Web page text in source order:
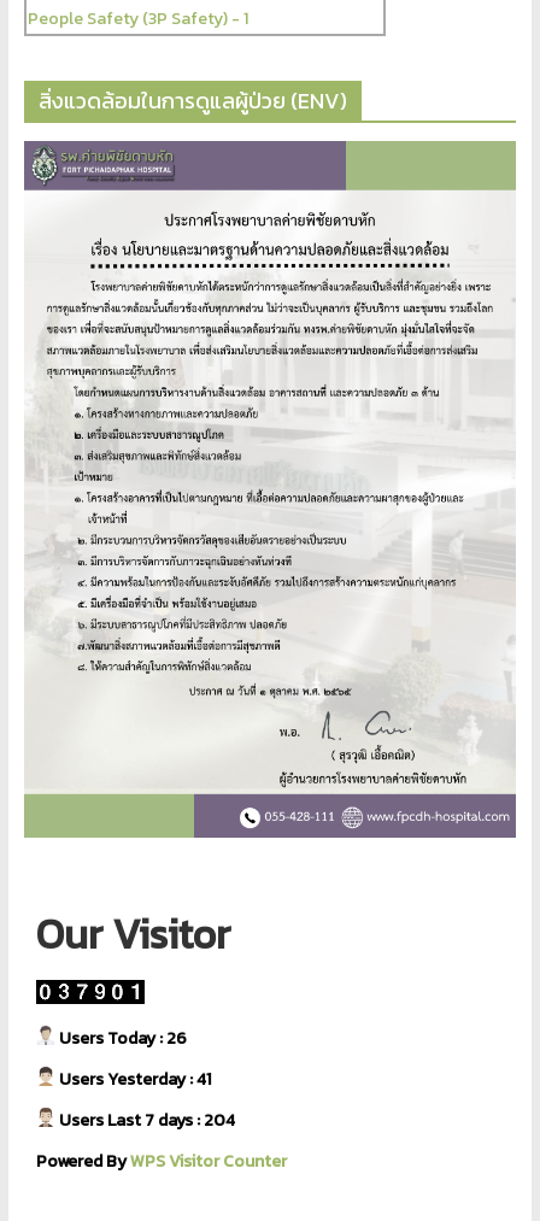
สิ่งแวดล้อมในการดูแลผู้ป่วย (ENV)
Our Visitor
Users Today : 26
Users Yesterday : 41
Users Last 7 days : 204
Powered ByWPS Visitor Counter